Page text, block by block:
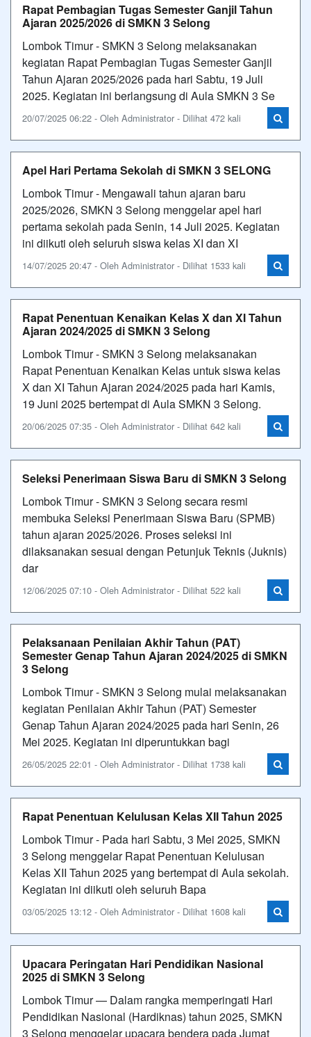
Rapat Pembagian Tugas Semester Ganjil Tahun
Ajaran 2025/2026 di SMKN 3 Selong
Lombok Timur - SMKN 3 Selong melaksanakan
kegiatan Rapat Pembagian Tugas Semester Ganjil
Tahun Ajaran 2025/2026 pada hari Sabtu, 19 Juli
2025. Kegiatan ini berlangsung di Aula SMKN 3 Se
20/07/2025 06:22 - Oleh Administrator - Dilihat 472 kali
Apel Hari Pertama Sekolah di SMKN 3 SELONG
Lombok Timur - Mengawali tahun ajaran baru
2025/2026, SMKN 3 Selong menggelar apel hari
pertama sekolah pada Senin, 14 Juli 2025. Kegiatan
ini diikuti oleh seluruh siswa kelas XI dan XI
14/07/2025 20:47 - Oleh Administrator - Dilihat 1533 kali
Rapat Penentuan Kenaikan Kelas X dan XI Tahun
Ajaran 2024/2025 di SMKN 3 Selong
Lombok Timur - SMKN 3 Selong melaksanakan
Rapat Penentuan Kenaikan Kelas untuk siswa kelas
X dan XI Tahun Ajaran 2024/2025 pada hari Kamis,
19 Juni 2025 bertempat di Aula SMKN 3 Selong.
20/06/2025 07:35 - Oleh Administrator - Dilihat 642 kali
Seleksi Penerimaan Siswa Baru di SMKN 3 Selong
Lombok Timur - SMKN 3 Selong secara resmi
membuka Seleksi Penerimaan Siswa Baru (SPMB)
tahun ajaran 2025/2026. Proses seleksi ini
dilaksanakan sesuai dengan Petunjuk Teknis (Juknis)
dar
12/06/2025 07:10 - Oleh Administrator - Dilihat 522 kali
Pelaksanaan Penilaian Akhir Tahun (PAT)
Semester Genap Tahun Ajaran 2024/2025 di SMKN
3 Selong
Lombok Timur - SMKN 3 Selong mulai melaksanakan
kegiatan Penilaian Akhir Tahun (PAT) Semester
Genap Tahun Ajaran 2024/2025 pada hari Senin, 26
Mei 2025. Kegiatan ini diperuntukkan bagi
26/05/2025 22:01 - Oleh Administrator - Dilihat 1738 kali
Rapat Penentuan Kelulusan Kelas XII Tahun 2025
Lombok Timur - Pada hari Sabtu, 3 Mei 2025, SMKN
3 Selong menggelar Rapat Penentuan Kelulusan
Kelas XII Tahun 2025 yang bertempat di Aula sekolah.
Kegiatan ini diikuti oleh seluruh Bapa
03/05/2025 13:12 - Oleh Administrator - Dilihat 1608 kali
Upacara Peringatan Hari Pendidikan Nasional
2025 di SMKN 3 Selong
Lombok Timur — Dalam rangka memperingati Hari
Pendidikan Nasional (Hardiknas) tahun 2025, SMKN
3 Selong menggelar upacara bendera pada Jumat